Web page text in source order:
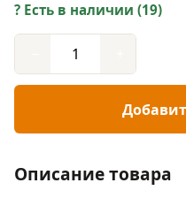
Есть в наличии (19)
Описание товара